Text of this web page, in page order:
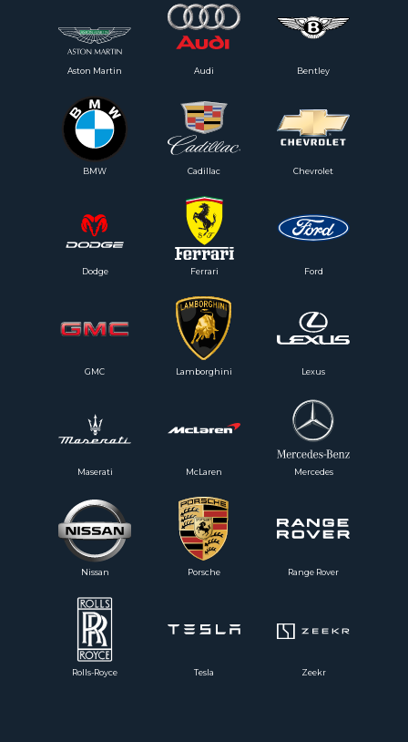
Zeekr
GMC
Dodge Ford
Porsche Range Rover
BMW
Bentley
Audi
Tesla
Nissan
Rolls-Royce
Mercedes
McLaren
Maserati
Aston Martin
Lexus
Lamborghini
Ferrari
Chevrolet
Cadillac
Менеджер свяжется с вами для обсуждения всех деталей и поможет
подобрать автомобиль.
+7
Отправить